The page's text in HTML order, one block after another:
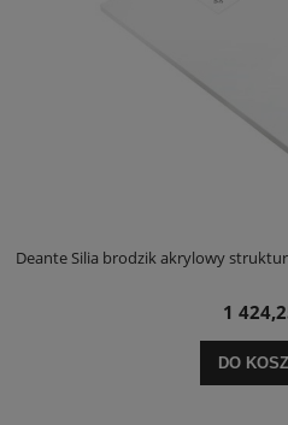
Deante Silia brodzik akrylowy
1
DO